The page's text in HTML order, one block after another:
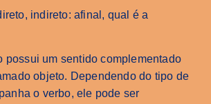
indireto: afinal, qual é a
possui um sentido complementado
objeto. Dependendo do tipo de
o verbo, ele pode ser